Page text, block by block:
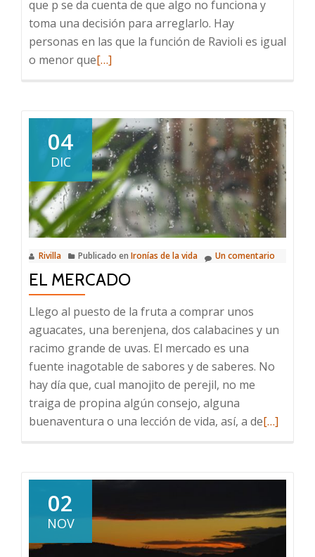
que p se da cuenta de que algo no funciona y
toma una decisión para arreglarlo. Hay
personas en las que la función de Ravioli es igual
o menor queLeer
función
de
Ravioli
[…]
04
DIC
Rivilla Publicado en Ironías de la vida Un comentario
EL MERCADO
Llego al puesto de la fruta a comprar unos
aguacates, una berenjena, dos calabacines y un
racimo grande de uvas. El mercado es una
fuente inagotable de sabores y de saberes. No
hay día que, cual manojito de perejil, no me
traiga de propina algún consejo, alguna
buenaventura o una lección de vida, así, a deLeer
[…]
02
NOV